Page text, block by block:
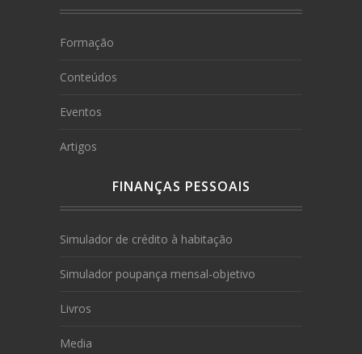
Formação
Conteúdos
Eventos
Artigos
FINANÇAS PESSOAIS
Simulador de crédito à habitação
Simulador poupança mensal-objetivo
Livros
Media